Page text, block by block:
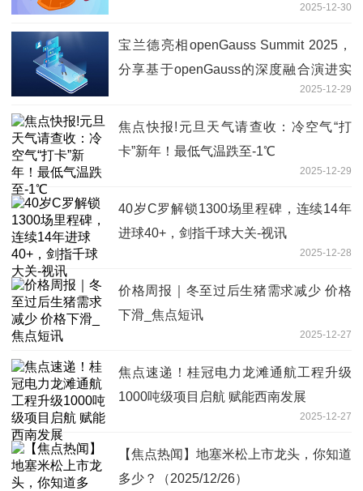
2025-12-30
宝兰德亮相openGauss Summit 2025，
分享基于openGauss的深度融合演进实
2025-12-29
焦点快报!元旦天气请查收：冷空气“打
卡”新年！最低气温跌至-1℃
2025-12-29
40岁C罗解锁1300场里程碑，连续14年
进球40+，剑指千球大关-视讯
2025-12-28
价格周报｜冬至过后生猪需求减少 价格
下滑_焦点短讯
2025-12-27
焦点速递！桂冠电力龙滩通航工程升级
1000吨级项目启航 赋能西南发展
2025-12-27
【焦点热闻】地塞米松上市龙头，你知道
多少？（2025/12/26）